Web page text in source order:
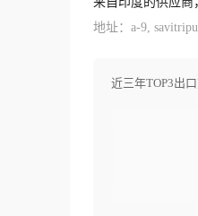
地址：a-9,
近三年TOP3出